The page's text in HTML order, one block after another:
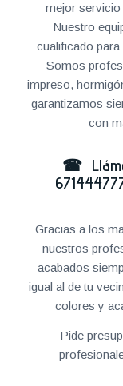
mejor
Nuestro
cualificado
Somos
impreso,
garantizamos
con
☎
Gracias a los
nuestros
acabados
igual al de tu
colores y
Pide